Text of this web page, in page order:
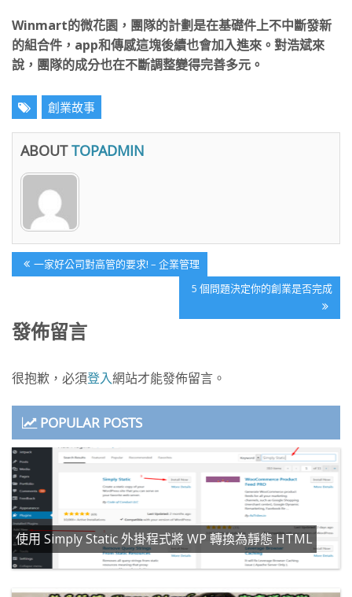
Winmart的微花園，團隊的計劃是在基礎件上不中斷發新
的組合件，app和傳感這塊後續也會加入進來。對浩斌來
說，團隊的成分也在不斷調整變得完善多元。
創業故事
ABOUT TOPADMIN
文
章
覽
Previous
Post:
一家好公司對高管的要求! – 企業管理
Next
5 個問題決定你的創業是否完成
發佈留言
很抱歉，必須登入網站才能發佈留言。
POPULAR POSTS
使用 Simply Static 外掛程式將 WP 轉換為靜態 HTML